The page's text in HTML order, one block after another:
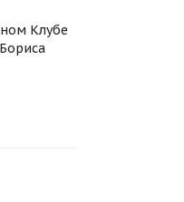
Клубе